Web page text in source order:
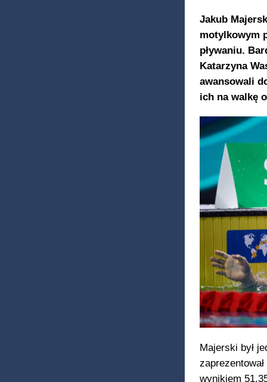
Jakub
motylkowym
pływaniu.
Katarzyna
awansowali
ich na walkę
Majerski był
wynikiem